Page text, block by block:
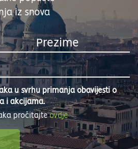
iz snova
u svrhu primanja obavijesti o
i akcijama.
pročitajteovdje